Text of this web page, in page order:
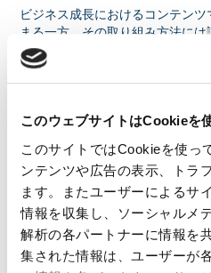
このウェブサイトはCookieを
このサイトではCookieを使っ
ンテンツや広告の表示、トラ
ます。またユーザーによるサ
情報を収集し、ソーシャルメ
解析の各パートナーに情報を
集された情報は、ユーザーが
ビジネス成長におけるコンテン
まる一方、その取り組み方法に
コンテンツを量産し、そのほと
ないというケースが散見されて
には、既存顧客や見込み顧客の
に取り組む必要があります。
まとめ
いかがでしたでしょうか。マーケ
ーマンスを最大化するには、両者
いの課題や目標を理解した上で
とを確認する必要があります。